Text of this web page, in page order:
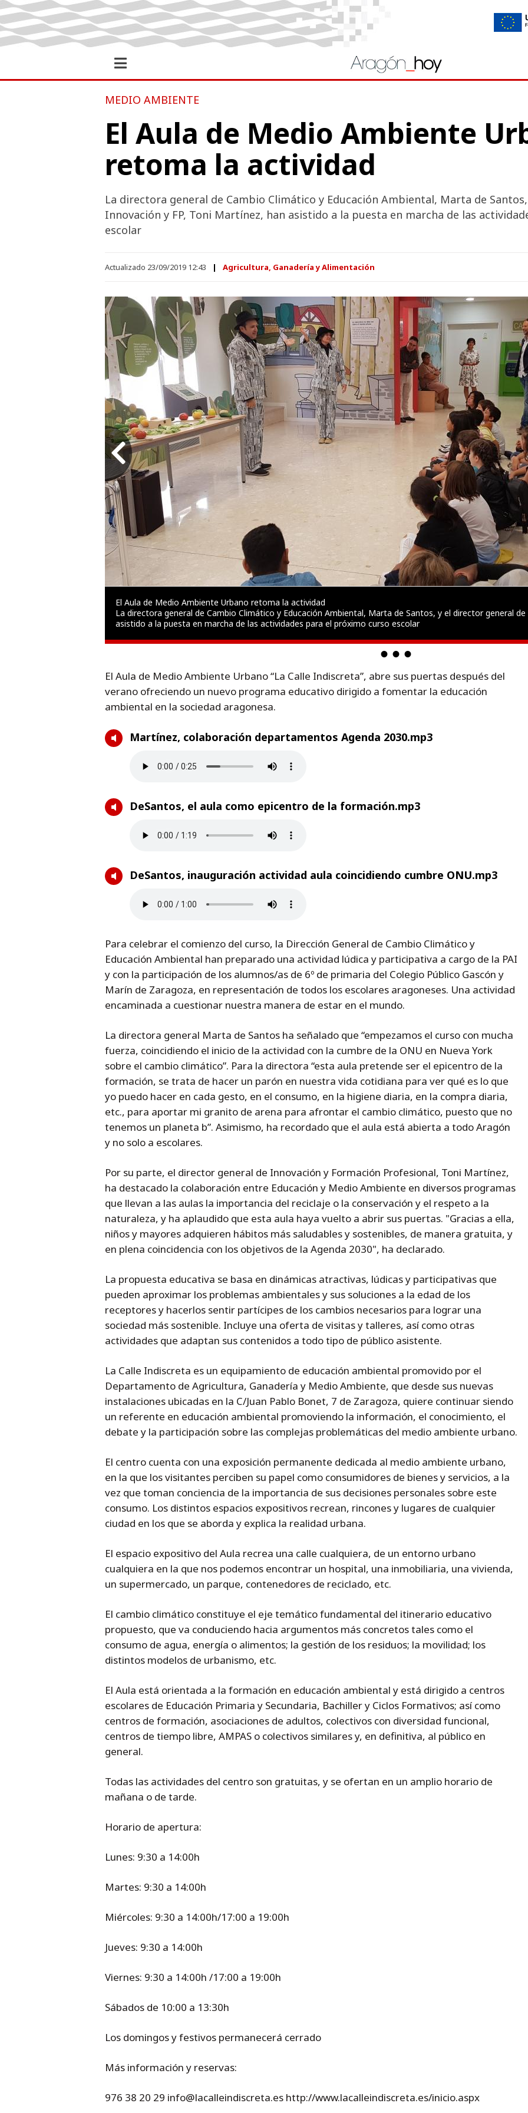
MEDIO AMBIENTE
El Aula de Medio Ambiente
retoma la actividad
La directora general de Cambio Climático y Educación Ambiental, Marta de
Innovación y FP, Toni Martínez, han asistido a la puesta en marcha de las
escolar
Actualizado 23/09/2019 12:43 Agricultura, Ganadería y Alimentación
El Aula de Medio Ambiente Urbano retoma la actividad
La directora general de Cambio Climático y Educación Ambiental, Marta de Santos, y el director general
asistido a la puesta en marcha de las actividades para el próximo curso escolar
El Aula de Medio Ambiente Urbano “La Calle Indiscreta”, abre sus puertas después del
verano ofreciendo un nuevo programa educativo dirigido a fomentar la educación
ambiental en la sociedad aragonesa.
Martínez, colaboración departamentos Agenda 2030.mp3
DeSantos, el aula como epicentro de la formación.mp3
DeSantos, inauguración actividad aula coincidiendo cumbre ONU.mp3
Para celebrar el comienzo del curso, la Dirección General de Cambio Climático y
Educación Ambiental han preparado una actividad lúdica y participativa a cargo de la PAI
y con la participación de los alumnos/as de 6º de primaria del Colegio Público Gascón y
Marín de Zaragoza, en representación de todos los escolares aragoneses. Una actividad
encaminada a cuestionar nuestra manera de estar en el mundo.
La directora general Marta de Santos ha señalado que “empezamos el curso con mucha
fuerza, coincidiendo el inicio de la actividad con la cumbre de la ONU en Nueva York
sobre el cambio climático”. Para la directora “esta aula pretende ser el epicentro de la
formación, se trata de hacer un parón en nuestra vida cotidiana para ver qué es lo que
yo puedo hacer en cada gesto, en el consumo, en la higiene diaria, en la compra diaria,
etc., para aportar mi granito de arena para afrontar el cambio climático, puesto que no
tenemos un planeta b”. Asimismo, ha recordado que el aula está abierta a todo Aragón
y no solo a escolares.
Por su parte, el director general de Innovación y Formación Profesional, Toni Martínez,
ha destacado la colaboración entre Educación y Medio Ambiente en diversos programas
que llevan a las aulas la importancia del reciclaje o la conservación y el respeto a la
naturaleza, y ha aplaudido que esta aula haya vuelto a abrir sus puertas. "Gracias a ella,
niños y mayores adquieren hábitos más saludables y sostenibles, de manera gratuita, y
en plena coincidencia con los objetivos de la Agenda 2030", ha declarado.
La propuesta educativa se basa en dinámicas atractivas, lúdicas y participativas que
pueden aproximar los problemas ambientales y sus soluciones a la edad de los
receptores y hacerlos sentir partícipes de los cambios necesarios para lograr una
sociedad más sostenible. Incluye una oferta de visitas y talleres, así como otras
actividades que adaptan sus contenidos a todo tipo de público asistente.
La Calle Indiscreta es un equipamiento de educación ambiental promovido por el
Departamento de Agricultura, Ganadería y Medio Ambiente, que desde sus nuevas
instalaciones ubicadas en la C/Juan Pablo Bonet, 7 de Zaragoza, quiere continuar siendo
un referente en educación ambiental promoviendo la información, el conocimiento, el
debate y la participación sobre las complejas problemáticas del medio ambiente urbano.
El centro cuenta con una exposición permanente dedicada al medio ambiente urbano,
en la que los visitantes perciben su papel como consumidores de bienes y servicios, a la
vez que toman conciencia de la importancia de sus decisiones personales sobre este
consumo. Los distintos espacios expositivos recrean, rincones y lugares de cualquier
ciudad en los que se aborda y explica la realidad urbana.
El espacio expositivo del Aula recrea una calle cualquiera, de un entorno urbano
cualquiera en la que nos podemos encontrar un hospital, una inmobiliaria, una vivienda,
un supermercado, un parque, contenedores de reciclado, etc.
El cambio climático constituye el eje temático fundamental del itinerario educativo
propuesto, que va conduciendo hacia argumentos más concretos tales como el
consumo de agua, energía o alimentos; la gestión de los residuos; la movilidad; los
distintos modelos de urbanismo, etc.
El Aula está orientada a la formación en educación ambiental y está dirigido a centros
escolares de Educación Primaria y Secundaria, Bachiller y Ciclos Formativos; así como
centros de formación, asociaciones de adultos, colectivos con diversidad funcional,
centros de tiempo libre, AMPAS o colectivos similares y, en definitiva, al público en
general.
Todas las actividades del centro son gratuitas, y se ofertan en un amplio horario de
mañana o de tarde.
Horario de apertura:
Lunes: 9:30 a 14:00h
Martes: 9:30 a 14:00h
Miércoles: 9:30 a 14:00h/17:00 a 19:00h
Jueves: 9:30 a 14:00h
Viernes: 9:30 a 14:00h /17:00 a 19:00h
Sábados de 10:00 a 13:30h
Los domingos y festivos permanecerá cerrado
Más información y reservas:
976 38 20 29 info@lacalleindiscreta.es http://www.lacalleindiscreta.es/inicio.aspx